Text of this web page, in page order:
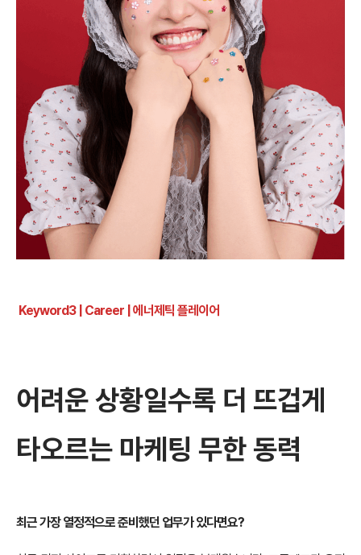
Keyword3 | Career | 에너제틱 플레이어
어려운 상황일수록 더 뜨겁게
타오르는 마케팅 무한 동력
최근 가장 열정적으로 준비했던 업무가 있다면요?